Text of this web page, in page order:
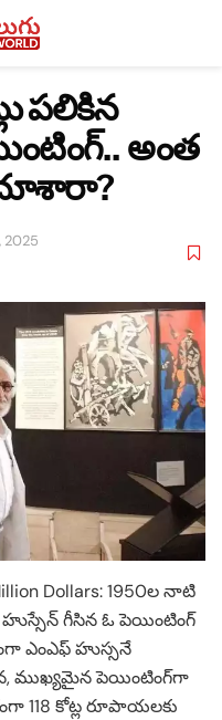
పలికిన
అంత
2025
Dollars: 1950ల నాటి
గీసిన ఓ పెయింటింగ్
ఎంఎఫ్ హుస్సనే
ముఖ్యమైన పెయింటింగ్‌గా
118 కోట్ల రూపాయలకు